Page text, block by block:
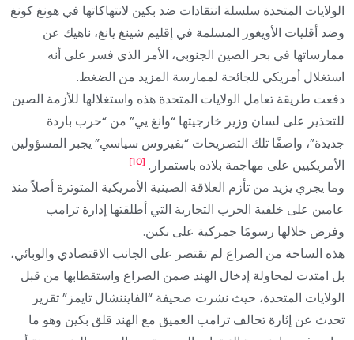
الولايات المتحدة سلسلة انتقادات ضد بكين لانتهاكاتها في هونغ كونغ
وضد أقليات الأويغور المسلمة في إقليم شينغ يانغ، ناهيك عن
ممارساتها في بحر الصين الجنوبي، الأمر الذي فسر على أنه
استغلال أمريكي للجائحة لممارسة المزيد من الضغط.
دفعت طريقة تعامل الولايات المتحدة هذه واستغلالها للأزمة الصين
للتحذير على لسان وزير خارجيتها “وانغ يي” من “حرب باردة
جديدة”، واصفًا تلك التصريحات “بفيروس سياسي” يجبر المسؤولين
الأمريكيين على مهاجمة بلاده باستمرار. [10]
وما يجري يزيد من تأزم العلاقة الصينية الأمريكية المتوترة أصلاً منذ
عامين على خلفية الحرب التجارية التي أطلقتها إدارة ترامب
وفرض خلالها رسومًا جمركية على بكين.
هذه الساحة من الصراع لم تقتصر على الجانب الاقتصادي والوبائي،
بل امتدت لمحاولة إدخال الهند ضمن الصراع واستقطابها من قبل
الولايات المتحدة، حيث نشرت صحيفة “الفايننشال تايمز” تقرير
تحدث عن إثارة تحالف ترامب العميق مع الهند قلق بكين وهو ما